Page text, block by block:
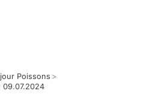
Poissons >
09.07.2024